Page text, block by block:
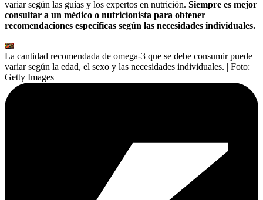
variar según las guías y los expertos en nutrición. Siempre es mejor
consultar a un médico o nutricionista para obtener
recomendaciones específicas según las necesidades individuales.
La cantidad recomendada de omega-3 que se debe consumir puede
variar según la edad, el sexo y las necesidades individuales. | Foto:
Getty Images